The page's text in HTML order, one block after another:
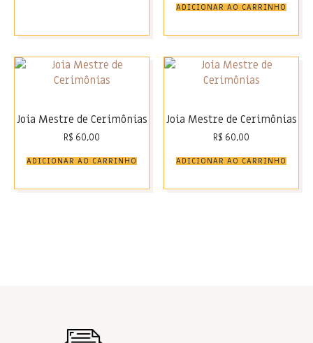
ADICIONAR AO CARRINHO
Joia Mestre de Cerimônias
R$ 60,00
ADICIONAR AO CARRINHO
Joia Mestre de Cerimônias
R$ 60,00
ADICIONAR AO CARRINHO